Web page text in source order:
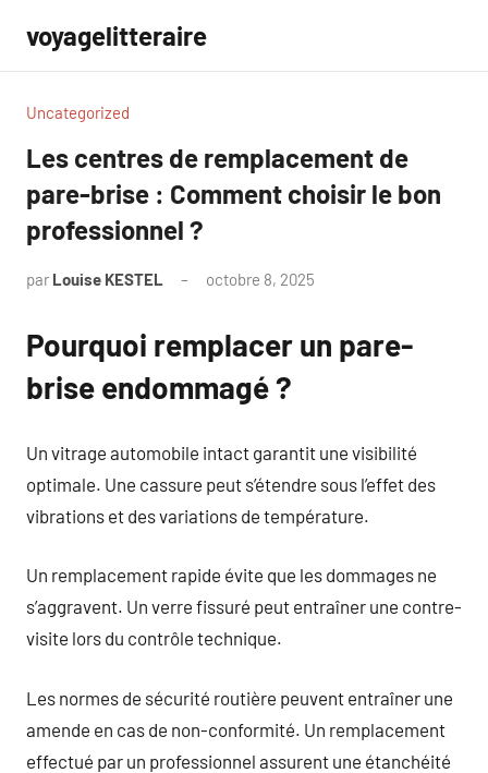
contenu
voyagelitteraire
Uncategorized
Les centres de remplacement de
pare-brise : Comment choisir le bon
professionnel ?
par Louise KESTEL octobre 8, 2025
Pourquoi remplacer un pare-
brise endommagé ?
Un vitrage automobile intact garantit une visibilité
optimale. Une cassure peut s’étendre sous l’effet des
vibrations et des variations de température.
Un remplacement rapide évite que les dommages ne
s’aggravent. Un verre fissuré peut entraîner une contre-
visite lors du contrôle technique.
Les normes de sécurité routière peuvent entraîner une
amende en cas de non-conformité. Un remplacement
effectué par un professionnel assurent une étanchéité